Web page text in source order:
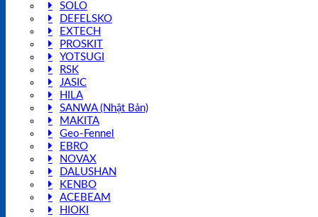
SOLO
DEFELSKO
EXTECH
PROSKIT
YOTSUGI
RSK
JASIC
HILA
SANWA (Nhật Bản)
MAKITA
Geo-Fennel
EBRO
NOVAX
DALUSHAN
KENBO
ACEBEAM
HIOKI